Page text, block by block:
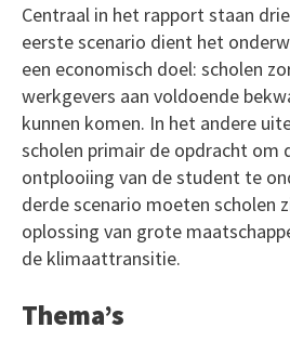
Centraal in het rapport staan
eerste scenario dient het
een economisch doel: scholen
werkgevers aan voldoende
kunnen komen. In het andere
scholen primair de opdracht om
ontplooiing van de student te
derde scenario moeten scholen
oplossing van grote
de klimaattransitie.
Thema’s